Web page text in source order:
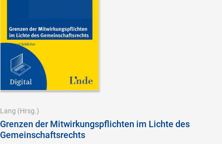
Lang (Hrsg.)
Grenzen der Mitwirkungspflichten im Lichte des
Gemeinschaftsrechts